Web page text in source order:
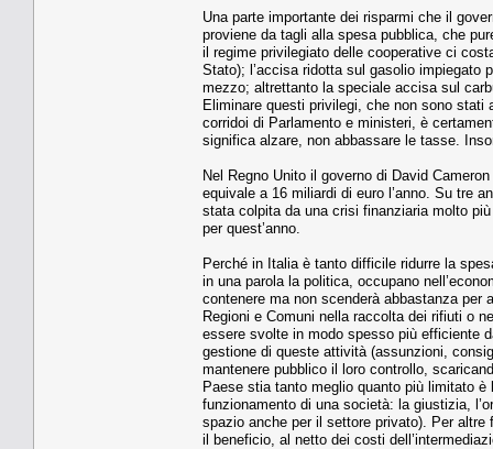
Una parte importante dei risparmi che il
proviene da tagli alla spesa pubblica, che
il regime privilegiato delle cooperative ci
Stato); l’accisa ridotta sul gasolio impiegato
mezzo; altrettanto la speciale accisa sul
Eliminare questi privilegi, che non sono
corridoi di Parlamento e ministeri, è
significa alzare, non abbassare le tasse.
Nel Regno Unito il governo di David
equivale a 16 miliardi di euro l’anno. Su tre
stata colpita da una crisi finanziaria molto
per quest’anno.
Perché in Italia è tanto difficile ridurre la
in una parola la politica, occupano
contenere ma non scenderà abbastanza
Regioni e Comuni nella raccolta dei rifiuti o
essere svolte in modo spesso più efficiente
gestione di queste attività (assunzioni,
mantenere pubblico il loro controllo,
Paese stia tanto meglio quanto più limitato
funzionamento di una società: la giustizia,
spazio anche per il settore privato). Per
il beneficio, al netto dei costi